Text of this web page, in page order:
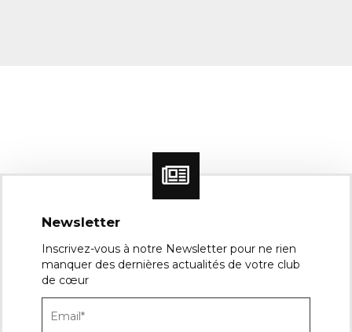
Newsletter
Inscrivez-vous à notre Newsletter pour ne rien
manquer des dernières actualités de votre club
de cœur